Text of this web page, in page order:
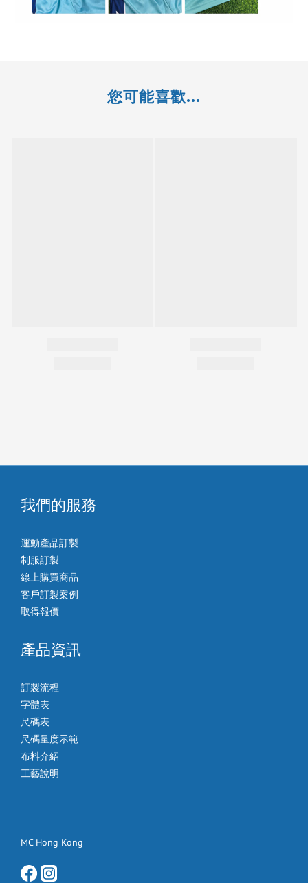
您可能喜歡...
我們的服務
運動產品訂製
制服訂製
線上購買商品
客戶訂製案例
取得報價
產品資訊
訂製流程
字體表
尺碼表
尺碼量度示範
布料介紹
工藝說明
MC Hong Kong